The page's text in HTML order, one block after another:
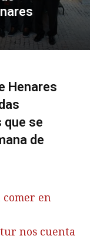
Henares
se
de
en
nos cuenta